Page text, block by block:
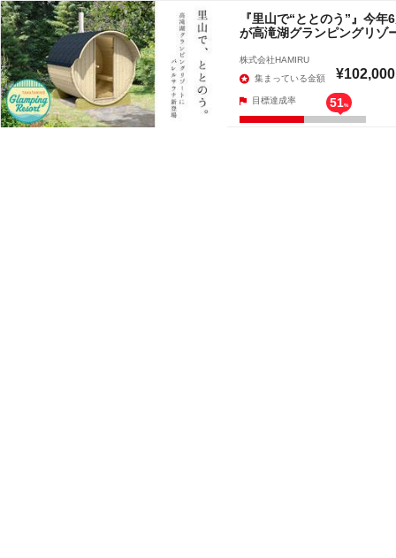
『里山で“ととのう”』今
が高滝湖グランピングリゾ
株式会社HAMIRU
集まっている金額
¥102,000
目標達成率 51%